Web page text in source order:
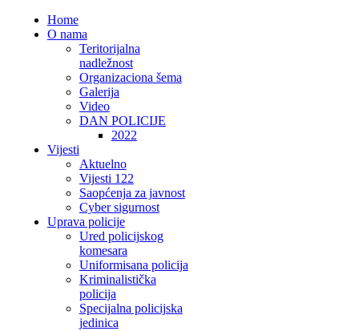
Home
O nama
Teritorijalna
nadležnost
Organizaciona šema
Galerija
Video
DAN POLICIJE
2022
Vijesti
Aktuelno
Vijesti 122
Saopćenja za javnost
Cyber sigurnost
Uprava policije
Ured policijskog
komesara
Uniformisana policija
Kriminalistička
policija
Specijalna policijska
jedinica